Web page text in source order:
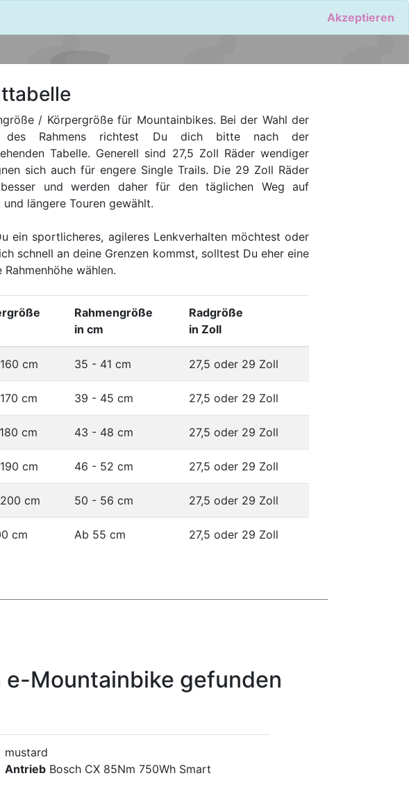
Akzeptieren
/ Körpergröße für Mountainbikes. Bei der Wahl der
des Rahmens richtest Du dich bitte nach der
Tabelle. Generell sind 27,5 Zoll Räder wendiger
sich auch für engere Single Trails. Die 29 Zoll Räder
und werden daher für den täglichen Weg auf
und längere Touren gewählt.
ein sportlicheres, agileres Lenkverhalten möchtest oder
schnell an deine Grenzen kommst, solltest Du eher eine
Rahmenhöhe wählen.
Rahmengröße
in cm
Radgröße
in Zoll
cm 35 - 41 cm 27,5 oder 29 Zoll
cm 39 - 45 cm 27,5 oder 29 Zoll
cm 43 - 48 cm 27,5 oder 29 Zoll
cm 46 - 52 cm 27,5 oder 29 Zoll
cm 50 - 56 cm 27,5 oder 29 Zoll
cm Ab 55 cm 27,5 oder 29 Zoll
e-Mountainbike gefunden
mustard
Antrieb Bosch CX 85Nm 750Wh Smart